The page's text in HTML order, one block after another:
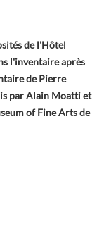
de l'Hôtel
l'inventaire après
de Pierre
par Alain Moatti et
of Fine Arts de